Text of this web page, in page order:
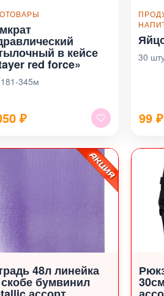
в кейсе
red force»
345м
₽
30
99 ₽
48л линейка
бумвинил